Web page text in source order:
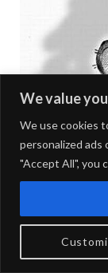
We value
We use cookies
personalized ads
"Accept All", you
Visi puikiai
metropolijos
Tokių “elitų”